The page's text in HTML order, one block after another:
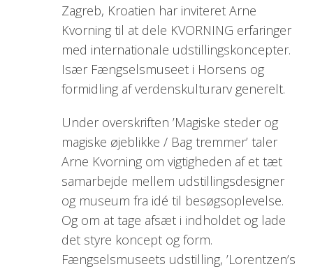
Zagreb, Kroatien har inviteret Arne
Kvorning til at dele KVORNING erfaringer
med internationale udstillingskoncepter.
Især Fængselsmuseet i Horsens og
formidling af verdenskulturarv generelt.
Under overskriften ’Magiske steder og
magiske øjeblikke / Bag tremmer’ taler
Arne Kvorning om vigtigheden af et tæt
samarbejde mellem udstillingsdesigner
og museum fra idé til besøgsoplevelse.
Og om at tage afsæt i indholdet og lade
det styre koncept og form.
Fængselsmuseets udstilling, ’Lorentzen’s